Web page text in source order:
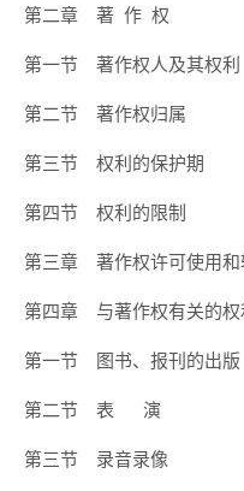
第二章 著 作 权
第一节 著作权人及其权利
第二节 著作权归属
第三节 权利的保护期
第四节 权利的限制
第三章 著作权许可使用和
第四章 与著作权有关的权
第一节 图书、报刊的出版
第二节 表 演
第三节 录音录像